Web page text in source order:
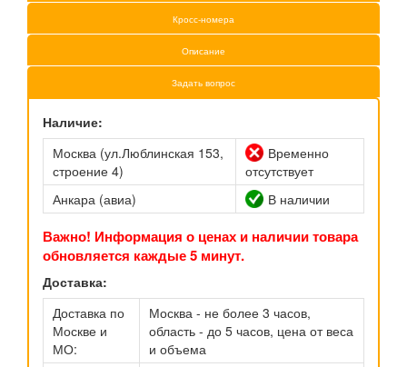
Кросс-номера
Описание
Задать вопрос
Наличие:
Москва (ул.Люблинская 153,
строение 4)
Временно
отсутствует
Анкара (авиа)
В наличии
Важно! Информация о ценах и наличии товара
обновляется каждые 5 минут.
Доставка:
Доставка по
Москве и
МО:
Москва - не более 3 часов,
область - до 5 часов, цена от веса
и объема